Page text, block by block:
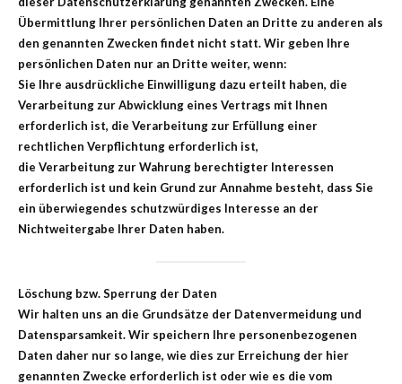
Übermittlung Ihrer persönlichen Daten an Dritte zu anderen als
den genannten Zwecken findet nicht statt. Wir geben Ihre
persönlichen Daten nur an Dritte weiter, wenn:
Sie Ihre ausdrückliche Einwilligung dazu erteilt haben, die
Verarbeitung zur Abwicklung eines Vertrags mit Ihnen
erforderlich ist, die Verarbeitung zur Erfüllung einer
rechtlichen Verpflichtung erforderlich ist,
die Verarbeitung zur Wahrung berechtigter Interessen
erforderlich ist und kein Grund zur Annahme besteht, dass Sie
ein überwiegendes schutzwürdiges Interesse an der
Nichtweitergabe Ihrer Daten haben.
Löschung bzw. Sperrung der Daten
Wir halten uns an die Grundsätze der Datenvermeidung und
Datensparsamkeit. Wir speichern Ihre personenbezogenen
Daten daher nur so lange, wie dies zur Erreichung der hier
genannten Zwecke erforderlich ist oder wie es die vom